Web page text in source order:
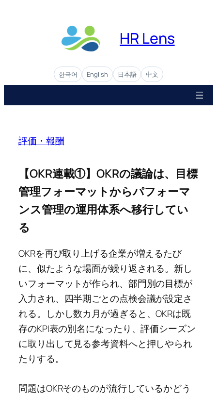
HR Lens
한국어 English 日本語 中文
評価・報酬
【OKR連載①】OKRの議論は、目標
管理フォーマットからパフォーマ
ンス管理の運用体系へ移行してい
る
OKRを再び取り上げる企業が増えるたび
に、似たような場面が繰り返される。新し
いフォーマットが作られ、部門別の目標が
入力され、四半期ごとの点検会議が設定さ
れる。しかし数カ月が過ぎると、OKRは既
存のKPI表の別名になったり、評価シーズン
に取り出して見る参考資料へと押しやられ
たりする。
問題はOKRそのものが流行しているかどう